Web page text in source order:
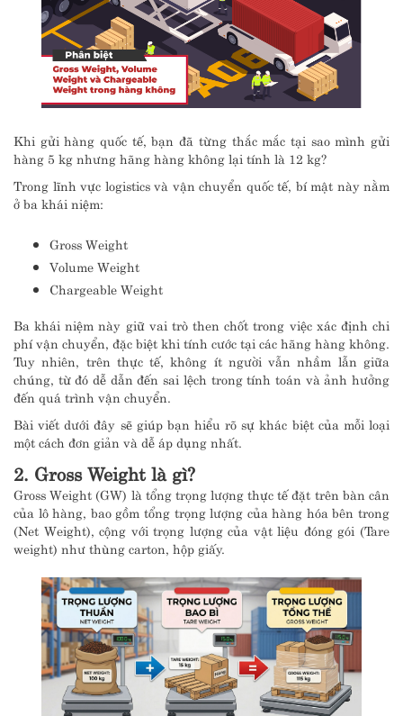
Khi gửi hàng quốc tế, bạn đã từng thắc mắc tại sao mình gửi
hàng 5 kg nhưng hãng hàng không lại tính là 12 kg?
Trong lĩnh vực logistics và vận chuyển quốc tế, bí mật này nằm
ở ba khái niệm:
Gross Weight
Volume Weight
Chargeable Weight
Ba khái niệm này giữ vai trò then chốt trong việc xác định chi
phí vận chuyển, đặc biệt khi tính cước tại các hãng hàng không.
Tuy nhiên, trên thực tế, không ít người vẫn nhầm lẫn giữa
chúng, từ đó dễ dẫn đến sai lệch trong tính toán và ảnh hưởng
đến quá trình vận chuyển.
Bài viết dưới đây sẽ giúp bạn hiểu rõ sự khác biệt của mỗi loại
một cách đơn giản và dễ áp dụng nhất.
2. Gross Weight là gì?
Gross Weight (GW) là tổng trọng lượng thực tế đặt trên bàn cân
của lô hàng, bao gồm tổng trọng lượng của hàng hóa bên trong
(Net Weight), cộng với trọng lượng của vật liệu đóng gói (Tare
weight) như thùng carton, hộp giấy.